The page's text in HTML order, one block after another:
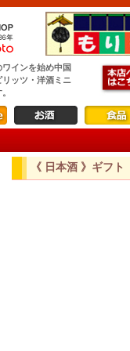
インを始め中国
ッツ・洋酒ミニ
《 日本酒 》ギフト